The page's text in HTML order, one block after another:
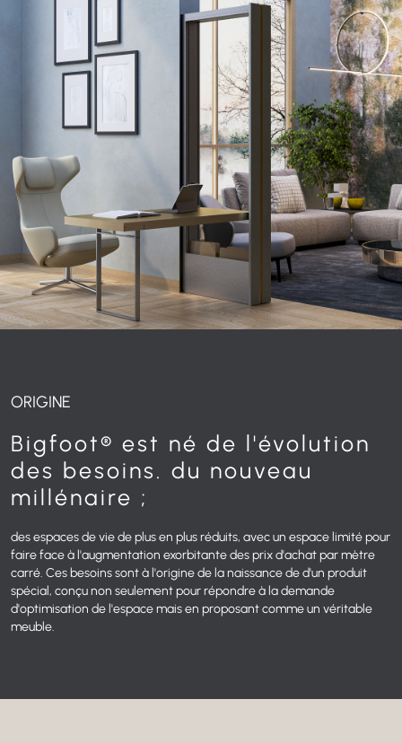
ORIGINE
Bigfoot® est né de l'évolution
des besoins. du nouveau
millénaire ;
des espaces de vie de plus en plus réduits, avec un espace limité pour
faire face à l'augmentation exorbitantedes prix d'achat par mètre
carré. Ces besoins sont à l'origine de la naissance ded'un produit
spécial, conçu non seulement pour répondreà la demande
d'optimisation de l'espace mais en proposantcomme un véritable
meuble.